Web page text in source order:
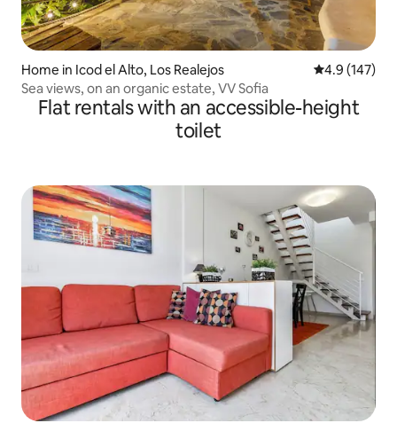
Home in Icod el Alto, Los Realejos 4.9 out of 5
4.9 (147)
Sea views, on an organic estate, VV Sofia
Flat rentals with an accessible-height
toilet